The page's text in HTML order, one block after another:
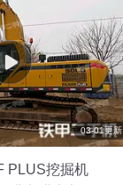
03-01更新
PLUS挖掘机